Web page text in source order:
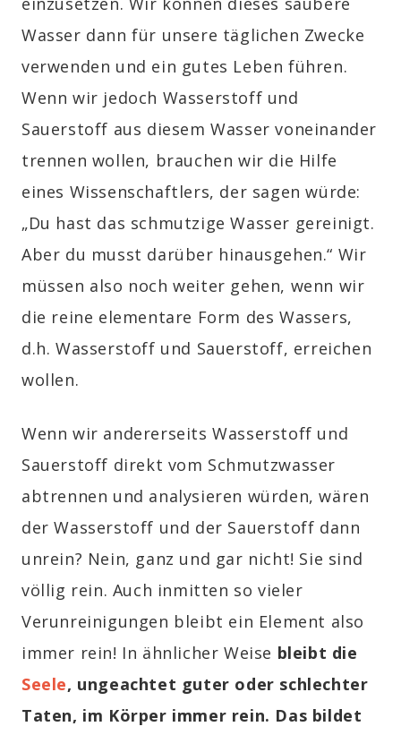
Wasser dann für unsere täglichen Zwecke
verwenden und ein gutes Leben führen.
Wenn wir jedoch Wasserstoff und
Sauerstoff aus diesem Wasser voneinander
trennen wollen, brauchen wir die Hilfe
eines Wissenschaftlers, der sagen würde:
„Du hast das schmutzige Wasser gereinigt.
Aber du musst darüber hinausgehen.“ Wir
müssen also noch weiter gehen, wenn wir
die reine elementare Form des Wassers,
d.h. Wasserstoff und Sauerstoff, erreichen
wollen.
Wenn wir andererseits Wasserstoff und
Sauerstoff direkt vom Schmutzwasser
abtrennen und analysieren würden, wären
der Wasserstoff und der Sauerstoff dann
unrein? Nein, ganz und gar nicht! Sie sind
völlig rein. Auch inmitten so vieler
Verunreinigungen bleibt ein Element also
immer rein! In ähnlicher Weise bleibt die
Seele, ungeachtet guter oder schlechter
Taten, im Körper immer rein. Das bildet